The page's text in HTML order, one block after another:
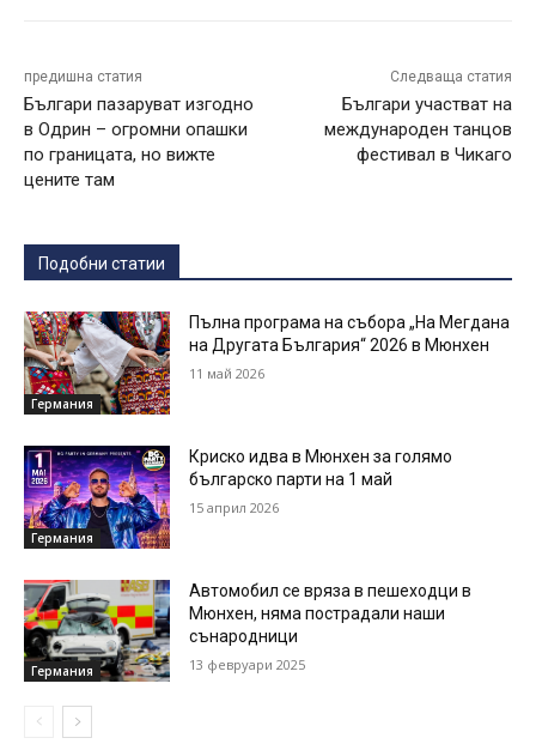
предишна статия
Българи пазаруват изгодно
в Одрин – огромни опашки
по границата, но вижте
цените там
Следваща статия
Българи участват на
международен танцов
фестивал в Чикаго
Подобни статии
Германия
Пълна програма на събора „На Мегдана
на Другата България“ 2026 в Мюнхен
11 май 2026
Германия
Криско идва в Мюнхен за голямо
българско парти на 1 май
15 април 2026
Германия
Автомобил се вряза в пешеходци в
Мюнхен, няма пострадали наши
сънародници
13 февруари 2025